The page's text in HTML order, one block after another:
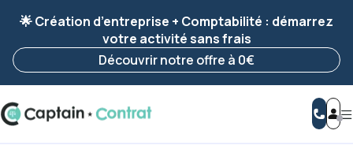
enregistrée 🚀
Reprendre ma démarche
🌟 Création d’entreprise + Comptabilité : démarrez
votre activité sans frais
Découvrir notre offre à 0€